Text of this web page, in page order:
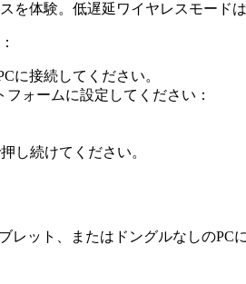
を体験。低遅延ワイヤレスモード
に接続してください。
ォームに設定してください：
し続けてください。
レット、またはドングルなしのPC